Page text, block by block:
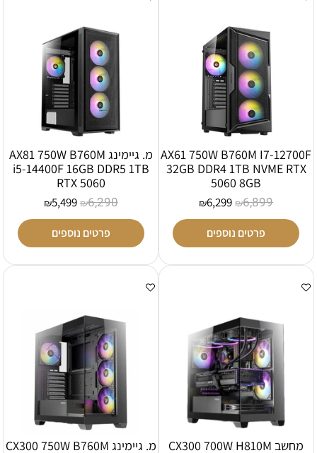
AX61 750W B760M I7-12700F
32GB DDR4 1TB NVME RTX
5060 8GB
₪6,899
₪6,299
פרטים נוספים
מ. גיימינג AX81 750W B760M
i5-14400F 16GB DDR5 1TB
RTX 5060
₪6,290
₪5,499
פרטים נוספים
מחשב CX300 700W H810M
מ. גיימינג CX300 750W B760M